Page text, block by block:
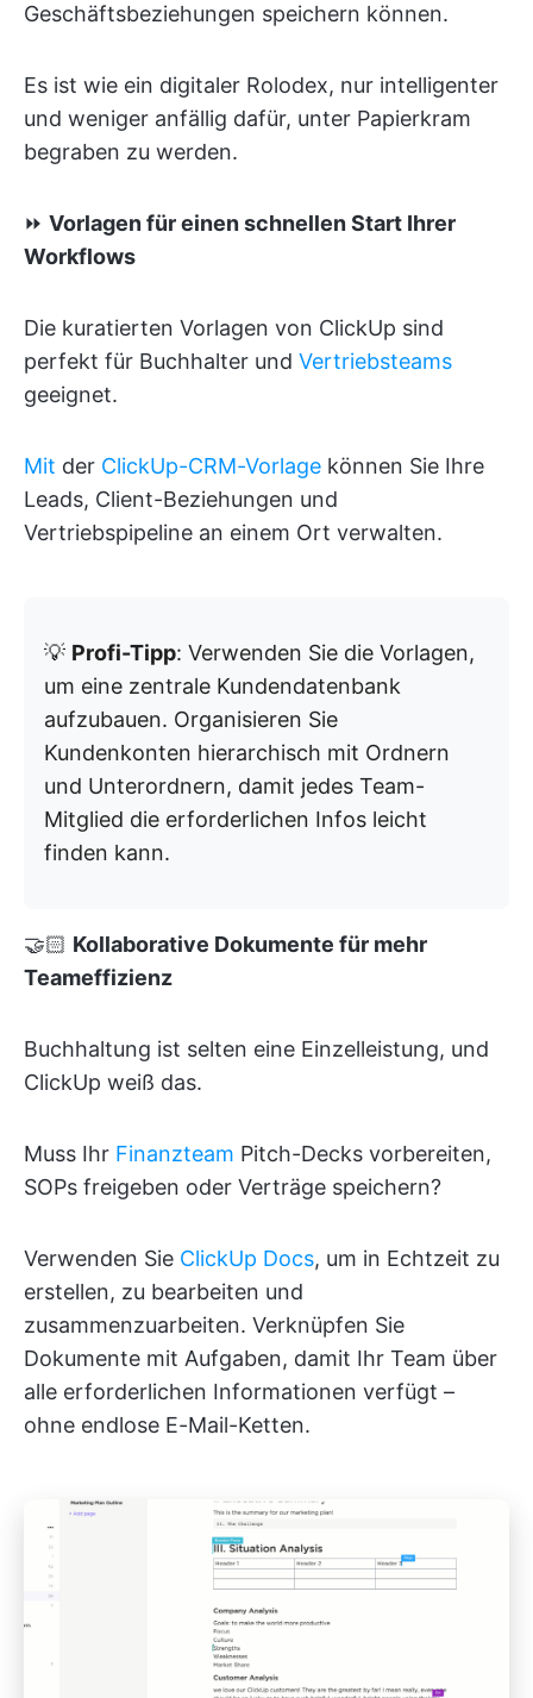
Geschäftsbeziehungen speichern können.
Es ist wie ein digitaler Rolodex, nur intelligenter
und weniger anfällig dafür, unter Papierkram
begraben zu werden.
⏩ Vorlagen für einen schnellen Start Ihrer
Workflows
Die kuratierten Vorlagen von ClickUp sind
perfekt für Buchhalter und Vertriebsteams
geeignet.
Mit der ClickUp-CRM-Vorlage können Sie Ihre
Leads, Client-Beziehungen und
Vertriebspipeline an einem Ort verwalten.
💡 Profi-Tipp: Verwenden Sie die Vorlagen,
um eine zentrale Kundendatenbank
aufzubauen. Organisieren Sie
Kundenkonten hierarchisch mit Ordnern
und Unterordnern, damit jedes Team-
Mitglied die erforderlichen Infos leicht
finden kann.
🤝🏻 Kollaborative Dokumente für mehr
Teameffizienz
Buchhaltung ist selten eine Einzelleistung, und
ClickUp weiß das.
Muss Ihr Finanzteam Pitch-Decks vorbereiten,
SOPs freigeben oder Verträge speichern?
Verwenden Sie ClickUp Docs, um in Echtzeit zu
erstellen, zu bearbeiten und
zusammenzuarbeiten. Verknüpfen Sie
Dokumente mit Aufgaben, damit Ihr Team über
alle erforderlichen Informationen verfügt –
ohne endlose E-Mail-Ketten.